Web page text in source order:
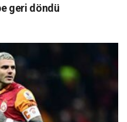
geri döndü